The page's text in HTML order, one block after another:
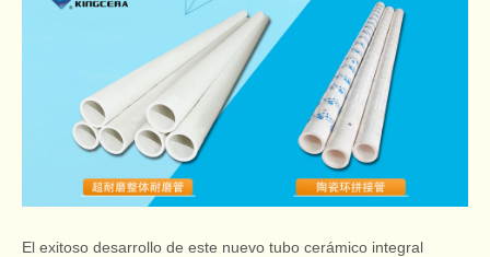
El exitoso desarrollo de este nuevo tubo cerámico integral